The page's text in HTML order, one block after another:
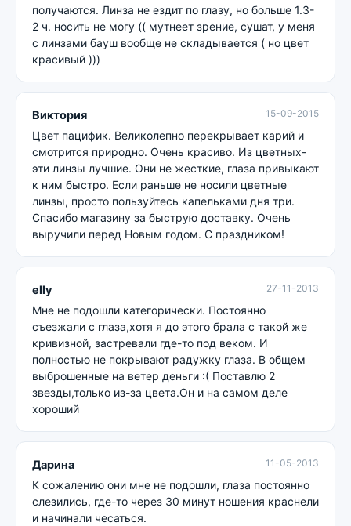
получаются. Линза не ездит по глазу, но больше 1.3-
2 ч. носить не могу (( мутнеет зрение, сушат, у меня
с линзами бауш вообще не складывается ( но цвет
красивый )))
Виктория 15-09-2015
Цвет пацифик. Великолепно перекрывает карий и
смотрится природно. Очень красиво. Из цветных-
эти линзы лучшие. Они не жесткие, глаза привыкают
к ним быстро. Если раньше не носили цветные
линзы, просто пользуйтесь капельками дня три.
Спасибо магазину за быструю доставку. Очень
выручили перед Новым годом. С праздником!
elly 27-11-2013
Мне не подошли категорически. Постоянно
съезжали с глаза,хотя я до этого брала с такой же
кривизной, застревали где-то под веком. И
полностью не покрывают радужку глаза. В общем
выброшенные на ветер деньги :( Поставлю 2
звезды,только из-за цвета.Он и на самом деле
хороший
Дарина 11-05-2013
К сожалению они мне не подошли, глаза постоянно
слезились, где-то через 30 минут ношения краснели
и начинали чесаться.